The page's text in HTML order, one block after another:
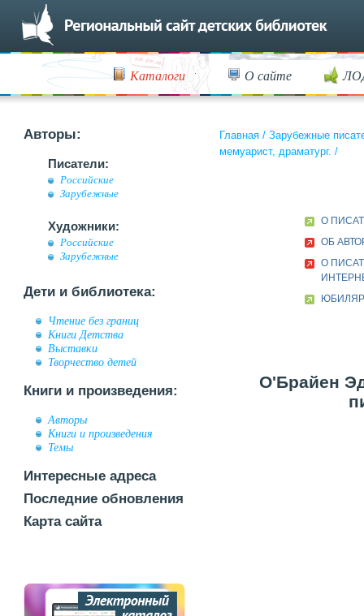
Каталоги О сайте
Авторы:
Писатели:
Российские
Зарубежные
Художники:
Российские
Зарубежные
Дети и библиотека:
Чтение без границ
Книги Детства
Выставки
Творчество детей
Книги и произведения:
Авторы
Книги и произведения
Темы
Интересные адреса
Последние обновления
Карта сайта
Главная / Зарубежные
мемуарист, драматург. /
О
ОБ
О
ЮБИЛЯР
О'Брайен